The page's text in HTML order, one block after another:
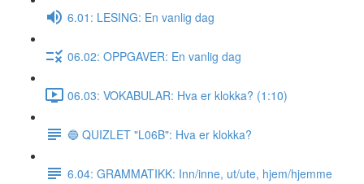
6.01: LESING: En vanlig dag
06.02: OPPGAVER: En vanlig dag
06.03: VOKABULAR: Hva er klokka? (1:10)
🔵 QUIZLET "L06B": Hva er klokka?
6.04: GRAMMATIKK: Inn/inne, ut/ute, hjem/hjemme